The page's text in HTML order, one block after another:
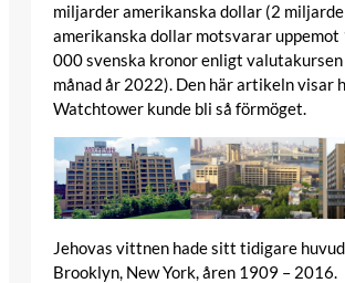
miljarder amerikanska dollar (2
amerikanska dollar motsvarar
000 svenska kronor enligt
månad år 2022). Den här artikeln visar
Watchtower kunde bli så förmöget.
Jehovas vittnen hade sitt tidigare
Brooklyn, New York, åren 1909 – 2016.